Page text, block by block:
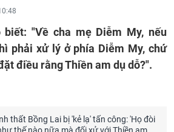
biết: "Về cha mẹ Diễm My, nếu
phải xử lý ở phía Diễm My, chứ
điều rằng Thiền am dụ dỗ?".
thất Bồng Lai bị 'kẻ lạ' tấn công: 'Họ đòi